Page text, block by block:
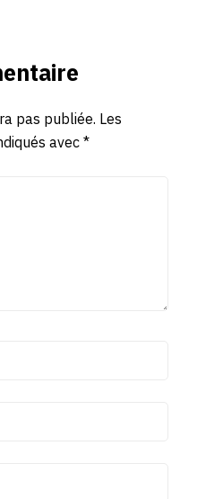
pas publiée. Les
avec*